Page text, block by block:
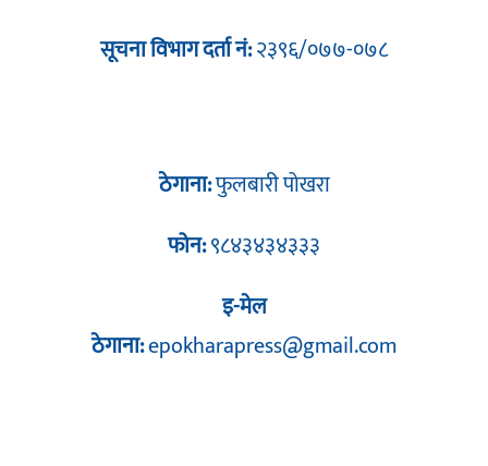
सूचना विभाग दर्ता नं:२३९६/०७७-०७८
ठेगाना:फुलबारी पोखरा
फोन:९८४३४३४३३३
इ-मेल
ठेगाना:epokharapress@gmail.com